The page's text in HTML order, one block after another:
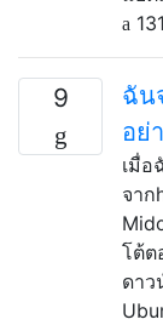
131
9
ฉัน
อย่
เมื่อ
จาก
โต้ต
ดาว